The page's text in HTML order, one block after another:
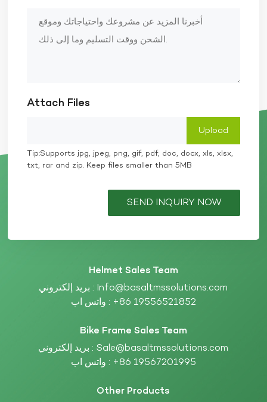
Attach Files
Tip:Supports jpg, jpeg, png, gif, pdf, doc, docx, xls, xlsx,
txt, rar and zip. Keep files smaller than 5MB
SEND INQUIRY NOW
Helmet Sales Team
بريد إلكتروني : Info@basaltmssolutions.com
واتس اب : +86 19556521852
Bike Frame Sales Team
بريد إلكتروني : Sale@basaltmssolutions.com
واتس اب : +86 19567201995
Other Products